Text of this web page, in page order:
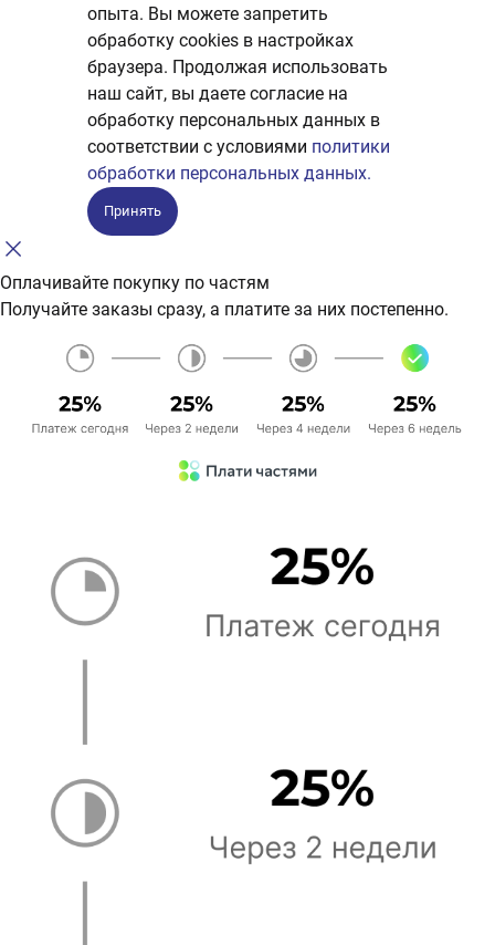
опыта. Вы можете запретить
обработку сookies в настройках
браузера. Продолжая использовать
наш сайт, вы даете согласие на
обработку персональных данных в
соответствии с условиями политики
обработки персональных данных.
Принять
Оплачивайте покупку по частям
Получайте заказы сразу, а платите за них постепенно.